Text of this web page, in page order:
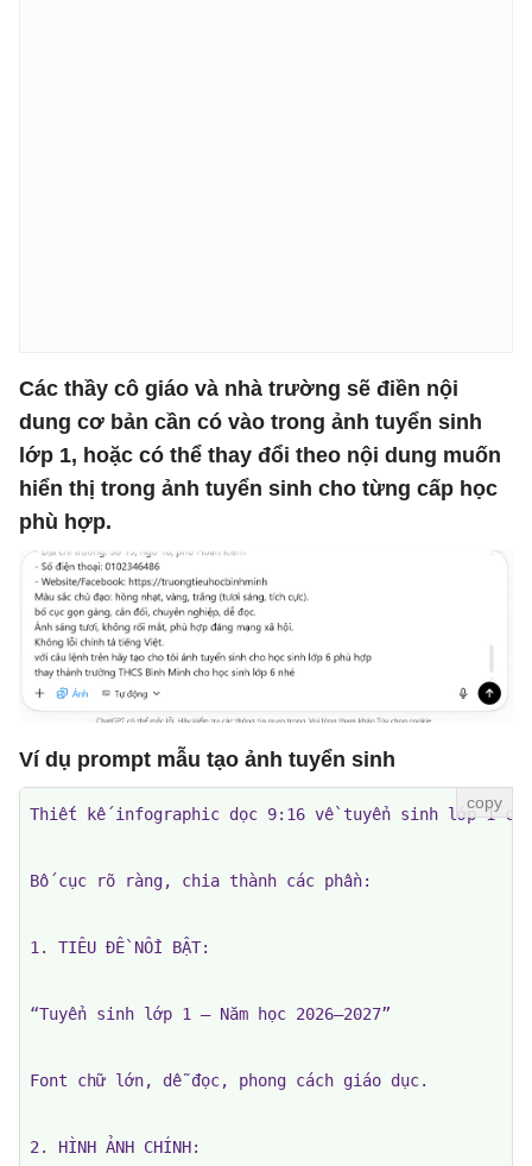
Các thầy cô giáo và nhà trường sẽ điền nội
dung cơ bản cần có vào trong ảnh tuyển sinh
lớp 1, hoặc có thể thay đổi theo nội dung muốn
hiển thị trong ảnh tuyển sinh cho từng cấp học
phù hợp.
Ví dụ prompt mẫu tạo ảnh tuyển sinh
Thiết kế infographic dọc 9:16 về tuyển sinh lớp 1
Bố cục rõ ràng, chia thành các phần:
1. TIÊU ĐỀ NỔI BẬT:
“Tuyển sinh lớp 1 – Năm học 2026–2027”
Font chữ lớn, dễ đọc, phong cách giáo dục.
2. HÌNH ẢNH CHÍNH: